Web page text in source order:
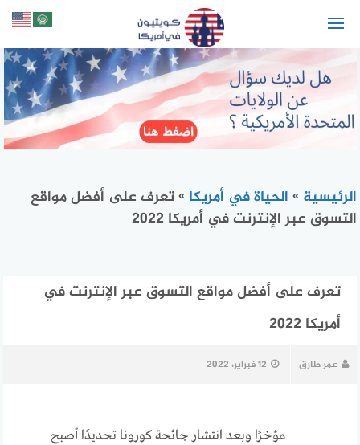
الرئيسية » الحياة في أمريكا »تعرف على أفضل مواقع
التسوق عبر الإنترنت في أمريكا 2022
تعرف على أفضل مواقع التسوق عبر الإنترنت في
أمريكا 2022
عمر طارق 12 فبراير، 2022
مؤخرًا وبعد انتشار جائحة كورونا تحديدًا أصبح